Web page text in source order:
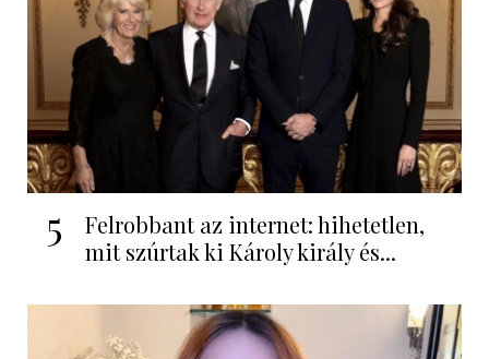
5
Felrobbant az internet: hihetetlen,
mit szúrtak ki Károly király és...